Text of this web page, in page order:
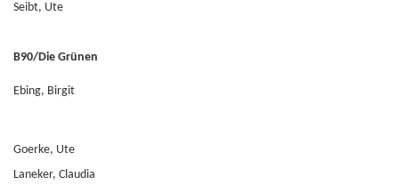
Seibt, Ute
B90/Die Grünen
Ebing, Birgit
Goerke, Ute
Laneker, Claudia